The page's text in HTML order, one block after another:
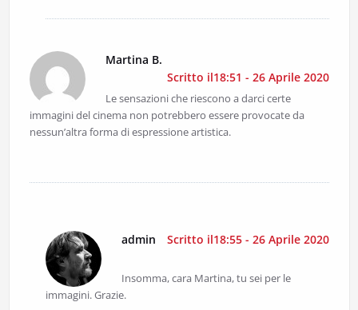
Martina B.
Scritto il18:51 - 26 Aprile 2020
Le sensazioni che riescono a darci certe
immagini del cinema non potrebbero essere provocate da
nessun’altra forma di espressione artistica.
admin Scritto il18:55 - 26 Aprile 2020
Insomma, cara Martina, tu sei per le
immagini. Grazie.